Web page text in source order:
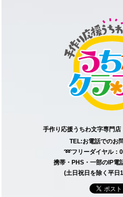
手作り応援うちわ文字専門
TEL:お電話でのお
➿フリーダイヤル：
携帯・PHS・一部のIP電
(土日祝日を除く平